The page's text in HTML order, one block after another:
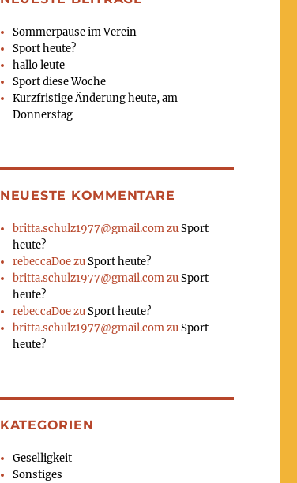
Sommerpause im Verein
Sport heute?
hallo leute
Sport diese Woche
Kurzfristige Änderung heute, am
Donnerstag
NEUESTE KOMMENTARE
britta.schulz1977@gmail.comzuSport
heute?
rebeccaDoezuSport heute?
britta.schulz1977@gmail.comzuSport
heute?
rebeccaDoezuSport heute?
britta.schulz1977@gmail.comzuSport
heute?
KATEGORIEN
Geselligkeit
Sonstiges